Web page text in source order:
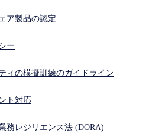
る場合、連絡先はこちら
ア製品の認定
ー
ィの模擬訓練のガイドライン
ト対応
務レジリエンス法 (DORA)
for registering to vote, but plenty of
so - and to grab your PII in the